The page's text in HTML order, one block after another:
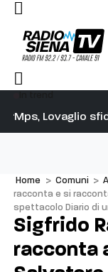
Mps, Lovaglio
“Attacchi
Home > Comuni >
racconta e si
spettacolo Diario di
Sigfrido
racconta